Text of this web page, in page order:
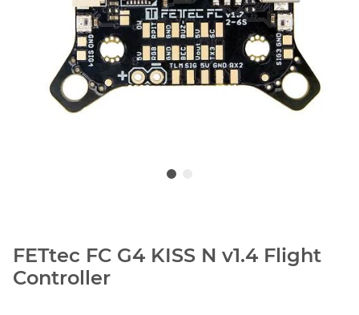
FETtec FC G4 KISS N v1.4 Flight
Controller